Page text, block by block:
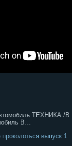
Автомобиль
В…
выпуск 1